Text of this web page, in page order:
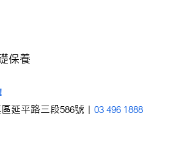
保養
延平路三段586號｜ 03 496 1888